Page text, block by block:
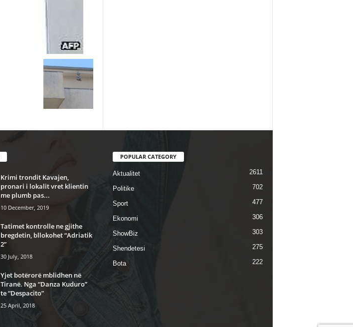
Krimi trondit Kavajen,
pronari i lokalit vret klientin
me plumb pas...
10 December, 2019
Tatimet kontrolle ne gjithe
bregdetin, bllokohet “Adriatik
2”
30 July, 2018
Yjet botërorë mblidhen në
Tiranë. Nga “Danza Kuduro”
te “Despacito”
25 April, 2018
POPULAR CATEGORY
Aktualitet 2611
Politike 702
Sport 477
Ekonomi 306
ShowBiz 303
Shendetesi 275
Bota 222